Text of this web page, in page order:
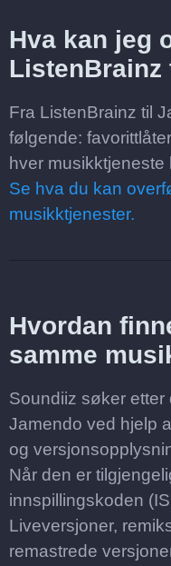
Hva kan jeg
ListenBrainz
Fra ListenBrainz til
følgende:
hver
Se hva du kan
musikktjenester.
Hvordan
samme
Soundiiz søker
Jamendo ved hjelp
og
Når den er
innspillingskoden
Liveversjoner,
remastrede